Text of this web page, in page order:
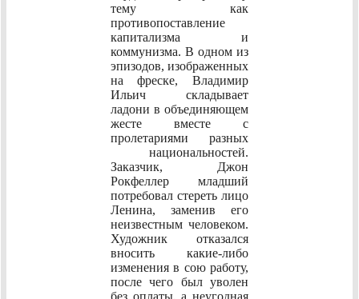
тему как
противопоставление
капитализма и
коммунизма. В одном из
эпизодов, изображенных
на фреске, Владимир
Ильич складывает
ладони в объединяющем
жесте вместе с
пролетариями разных
национальностей.
Заказчик, Джон
Рокфеллер младший
потребовал стереть лицо
Ленина, заменив его
неизвестным человеком.
Художник отказался
вносить какие-либо
изменения в сою работу,
после чего был уволен
без оплаты, а неугодная